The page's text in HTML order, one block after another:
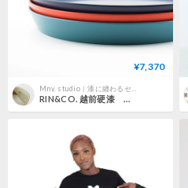
¥7,370
RIN&CO. 越前硬漆 刷毛目 平M